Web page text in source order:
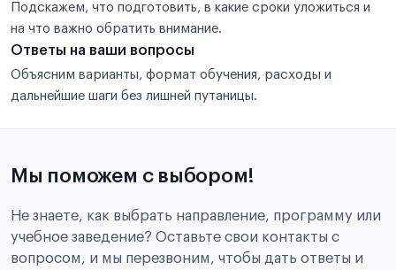
Подскажем, что подготовить, в какие сроки уложиться и
на что важно обратить внимание.
Ответы на ваши вопросы
Объясним варианты, формат обучения, расходы и
дальнейшие шаги без лишней путаницы.
Мы поможем с выбором!
Не знаете, как выбрать направление, программу или
учебное заведение? Оставьте свои контакты с
вопросом, и мы перезвоним, чтобы дать ответы и